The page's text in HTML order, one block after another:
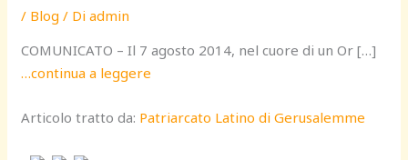
/ Blog / Diadmin
COMUNICATO – Il 7 agosto 2014, nel cuore di un Or […]
…continua a leggere
Articolo tratto da: Patriarcato Latino di Gerusalemme